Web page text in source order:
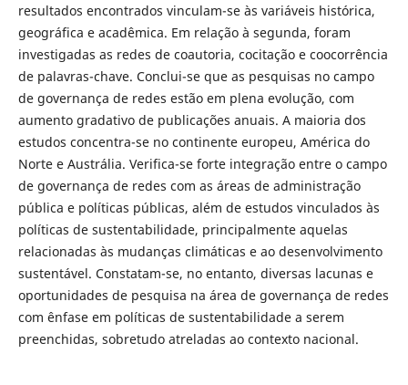
resultados encontrados vinculam-se às variáveis histórica,
geográfica e acadêmica. Em relação à segunda, foram
investigadas as redes de coautoria, cocitação e coocorrência
de palavras-chave. Conclui-se que as pesquisas no campo
de governança de redes estão em plena evolução, com
aumento gradativo de publicações anuais. A maioria dos
estudos concentra-se no continente europeu, América do
Norte e Austrália. Verifica-se forte integração entre o campo
de governança de redes com as áreas de administração
pública e políticas públicas, além de estudos vinculados às
políticas de sustentabilidade, principalmente aquelas
relacionadas às mudanças climáticas e ao desenvolvimento
sustentável. Constatam-se, no entanto, diversas lacunas e
oportunidades de pesquisa na área de governança de redes
com ênfase em políticas de sustentabilidade a serem
preenchidas, sobretudo atreladas ao contexto nacional.